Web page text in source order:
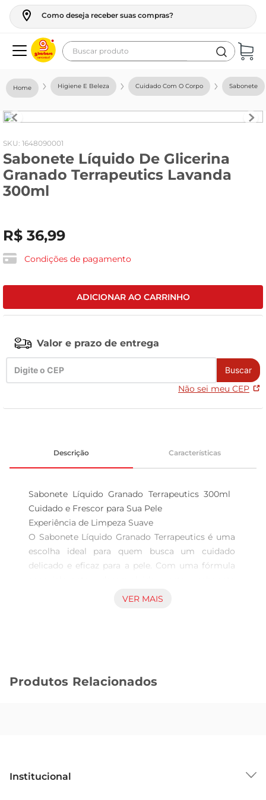
Como deseja receber suas compras?
Buscar produto
Higiene E Beleza Cuidado Com O Corpo Sabonete
: 1648090001
Sabonete Líquido De Glicerina
Granado Terrapeutics Lavanda
300ml
R$ 36,99
Condições de pagamento
ADICIONAR AO CARRINHO
Valor e prazo de entrega
Buscar
Não sei meu CEP
Descrição Características
Sabonete Líquido Granado Terrapeutics 300ml
Cuidado e Frescor para Sua Pele
Experiência de Limpeza Suave
O Sabonete Líquido Granado Terrapeutics é uma
escolha ideal para quem busca um cuidado
delicado e eficaz para a pele. Com uma fórmula
proporciona uma limpeza profunda, removendo
Enriquecido com ingredientes naturais, o
em uma experiência relaxante. A fragrância leve e
VER MAIS
Produtos Relacionados
Institucional
geladeira
fogao
café
cerveja
leite
tv
leite pó